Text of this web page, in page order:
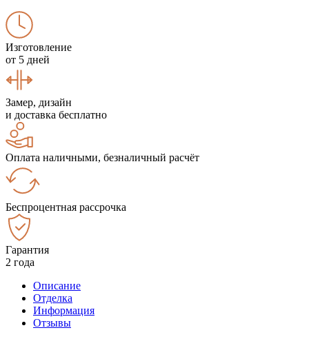
Изготовление
от 5 дней
Замер, дизайн
и доставка бесплатно
Оплата наличными, безналичный расчёт
Беспроцентная рассрочка
Гарантия
2 года
Описание
Отделка
Информация
Отзывы